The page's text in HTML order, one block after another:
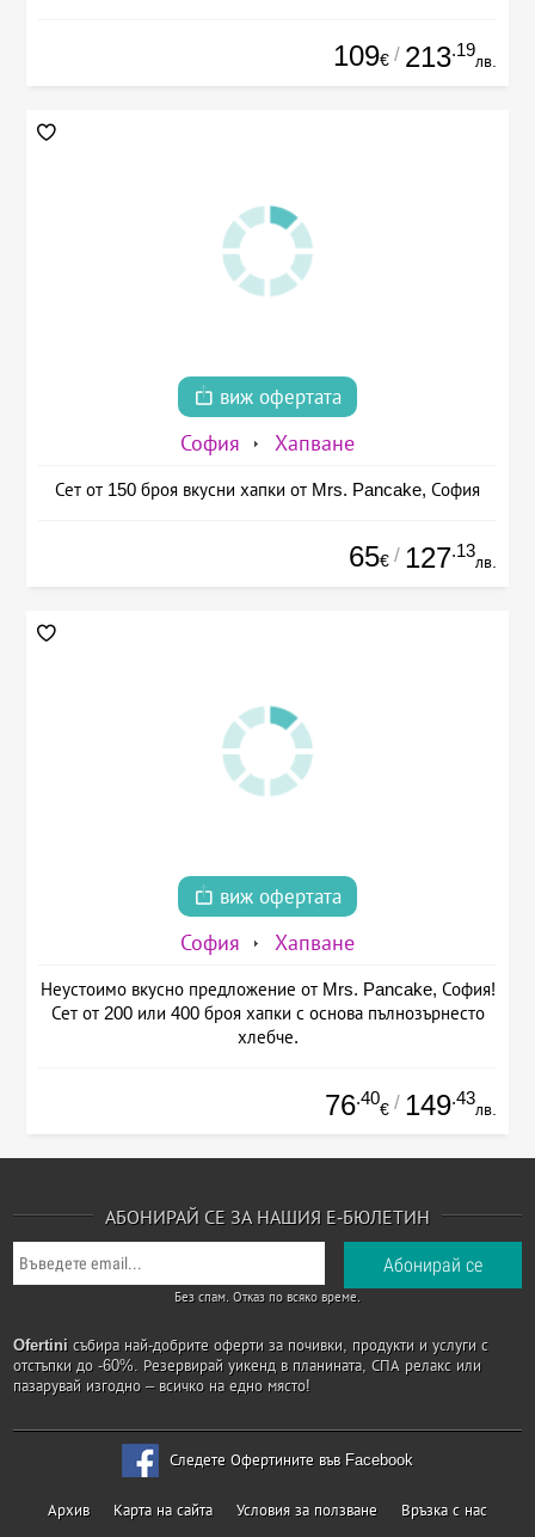
109€ / 213.19
лв.
виж офертата
София Хапване
Сет от 150 броя вкусни хапки от Mrs. Pancake, София
65€ / 127.13
лв.
виж офертата
София Хапване
Неустоимо вкусно предложение от Mrs. Pancake, София!
Сет от 200 или 400 броя хапки с основа пълнозърнесто
хлебче.
76.40
€ / 149.43
лв.
АБОНИРАЙ СЕ ЗА НАШИЯ Е-БЮЛЕТИН
Без спам. Отказ по всяко време.
Ofertini събира най-добрите оферти за почивки, продукти и услуги с
отстъпки до -60%. Резервирай уикенд в планината, СПА релакс или
пазарувай изгодно – всичко на едно място!
Следете Офертините във Facebook
Архив Карта на сайта Условия за ползване Връзка с нас